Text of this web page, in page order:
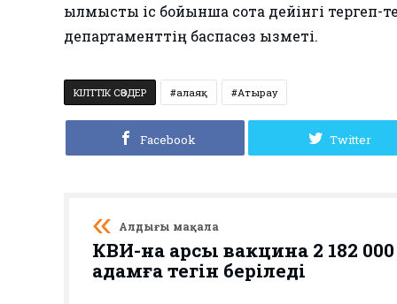
қылмыстық іс бойынша сотқа дейінгі
департаменттің баспасөз қызметі.
КІЛТТІК СӨЗДЕР алаяқ Атырау
Facebook Twitter
Алдыңғы мақала
КВИ-на қарсы вакцина 2 182 000
адамға тегін беріледі